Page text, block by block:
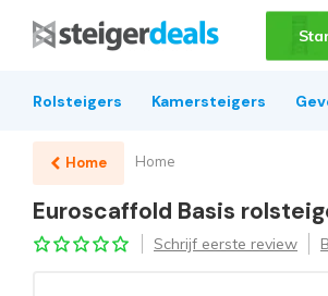
Rolsteigers Kamersteigers
Home Home
Euroscaffold Basis
Schrijf eerste review